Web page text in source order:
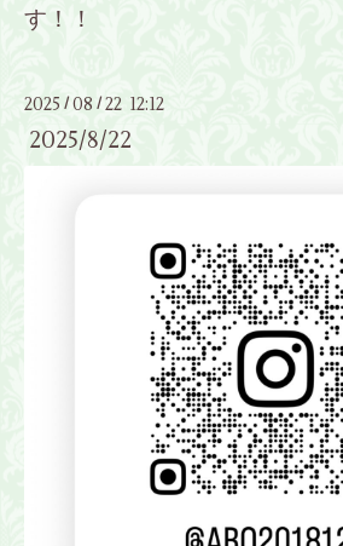
す！！
2025 /08 / 22 12:12
2025/8/22